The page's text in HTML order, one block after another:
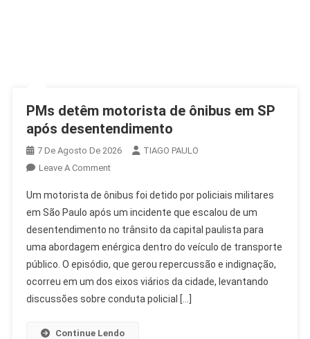
PMs detêm motorista de ônibus em SP
após desentendimento
7 De Agosto De 2026
TIAGO PAULO
Leave A CommentOn
Detêm
Motorista
De
Ônibus
Em
SP
Após
Um motorista de ônibus foi detido por policiais militares
em São Paulo após um incidente que escalou de um
desentendimento no trânsito da capital paulista para
uma abordagem enérgica dentro do veículo de transporte
público. O episódio, que gerou repercussão e indignação,
ocorreu em um dos eixos viários da cidade, levantando
discussões sobre conduta policial […]
Continue Lendo